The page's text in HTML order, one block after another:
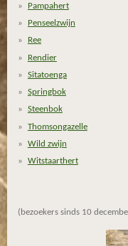
Pampahert
Penseelzwijn
Ree
Rendier
Sitatoenga
Springbok
Steenbok
Thomsongazelle
Wild zwijn
Witstaarthert
(bezoekers sinds 10